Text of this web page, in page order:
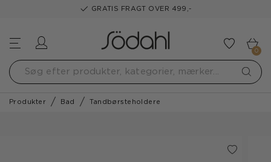
GRATIS FRAGT OVER 499,-
Tilføj
0
Produkter Bad Tandbørsteholdere